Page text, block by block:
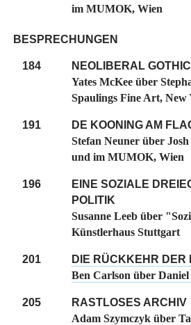
im MUMOK, Wien
BESPRECHUNGEN
184
NEOLIBERAL GOTHIC
Yates McKee über
Spaulings Fine Art, New
191
DE KOONING AM
Stefan Neuner über
und im MUMOK, Wien
196
EINE SOZIALE
POLITIK
Susanne Leeb über
Künstlerhaus Stuttgart
201
DIE RÜCKKEHR DER
Ben Carlson über
205
RASTLOSES ARCHIV
Adam Szymczyk über